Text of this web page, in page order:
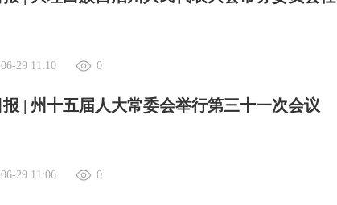
29 11:10 0
| 州十五届人大常委会举行第三十一次会议
29 11:06 0